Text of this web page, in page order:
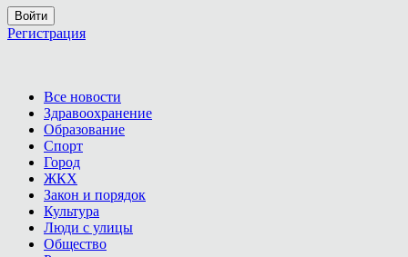
Войти
Регистрация
Все новости
Здравоохранение
Образование
Спорт
Город
ЖКХ
Закон и порядок
Культура
Люди с улицы
Общество